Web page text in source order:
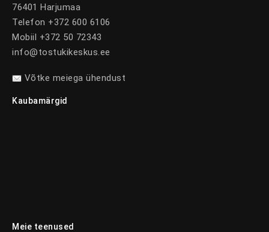
76401 Harjumaa
Telefon +372 600 6106
Mobiil +372 50 72343
info@tostukikeskus.ee
Võtke meiega ühendust
Kaubamärgid
Meie teenused